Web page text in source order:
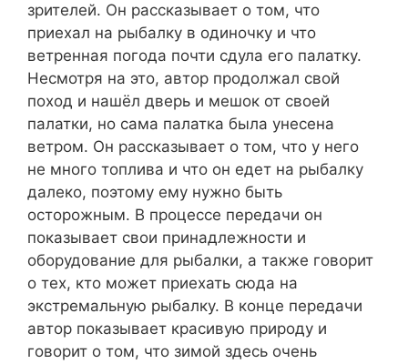
зрителей. Он рассказывает о том, что
приехал на рыбалку в одиночку и что
ветренная погода почти сдула его палатку.
Несмотря на это, автор продолжал свой
поход и нашёл дверь и мешок от своей
палатки, но сама палатка была унесена
ветром. Он рассказывает о том, что у него
не много топлива и что он едет на рыбалку
далеко, поэтому ему нужно быть
осторожным. В процессе передачи он
показывает свои принадлежности и
оборудование для рыбалки, а также говорит
о тех, кто может приехать сюда на
экстремальную рыбалку. В конце передачи
автор показывает красивую природу и
говорит о том, что зимой здесь очень